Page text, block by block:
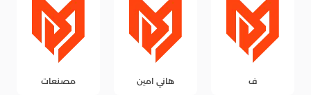
ف هاني امين مصنعات